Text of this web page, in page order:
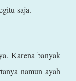
saja.
Karena banyak
namun ayah